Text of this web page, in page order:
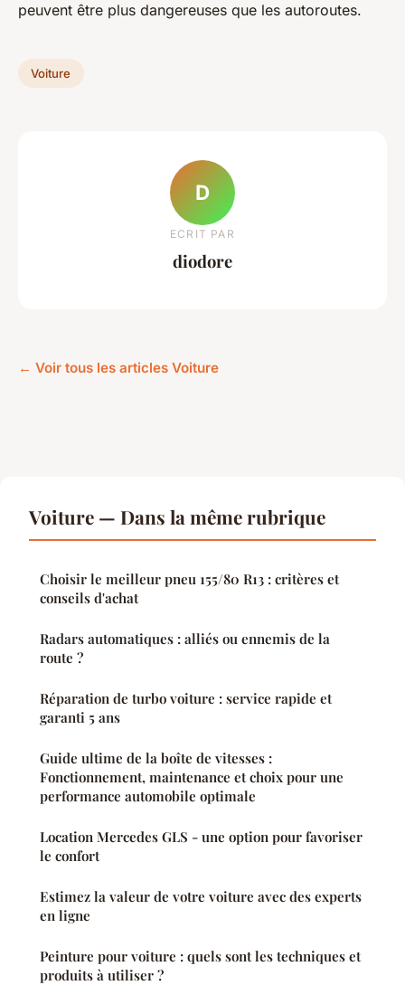
peuvent être plus dangereuses que les autoroutes.
Voiture
D
ECRIT PAR
diodore
← Voir tous les articles Voiture
Voiture — Dans la même rubrique
Choisir le meilleur pneu 155/80 R13 : critères et
conseils d'achat
Radars automatiques : alliés ou ennemis de la
route ?
Réparation de turbo voiture : service rapide et
garanti 5 ans
Guide ultime de la boîte de vitesses :
Fonctionnement, maintenance et choix pour une
performance automobile optimale
Location Mercedes GLS - une option pour favoriser
le confort
Estimez la valeur de votre voiture avec des experts
en ligne
Peinture pour voiture : quels sont les techniques et
produits à utiliser ?